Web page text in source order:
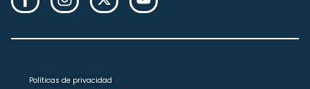
Políticas de privacidad